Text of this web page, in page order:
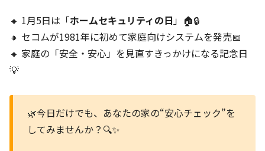
🔸 1月5日は「ホームセキュリティの日」🏠🔒
🔸 セコムが1981年に初めて家庭向けシステムを発売📅
🔸 家庭の「安全・安心」を見直すきっかけになる記念日
💡
🌿今日だけでも、あなたの家の“安心チェック”を
してみませんか？🔍✨